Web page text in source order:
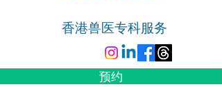
香港兽医专科服务
预约